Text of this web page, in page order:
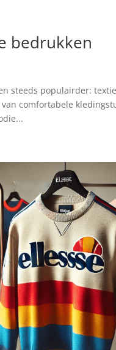
bedrukken
steeds populairder:
comfortabele